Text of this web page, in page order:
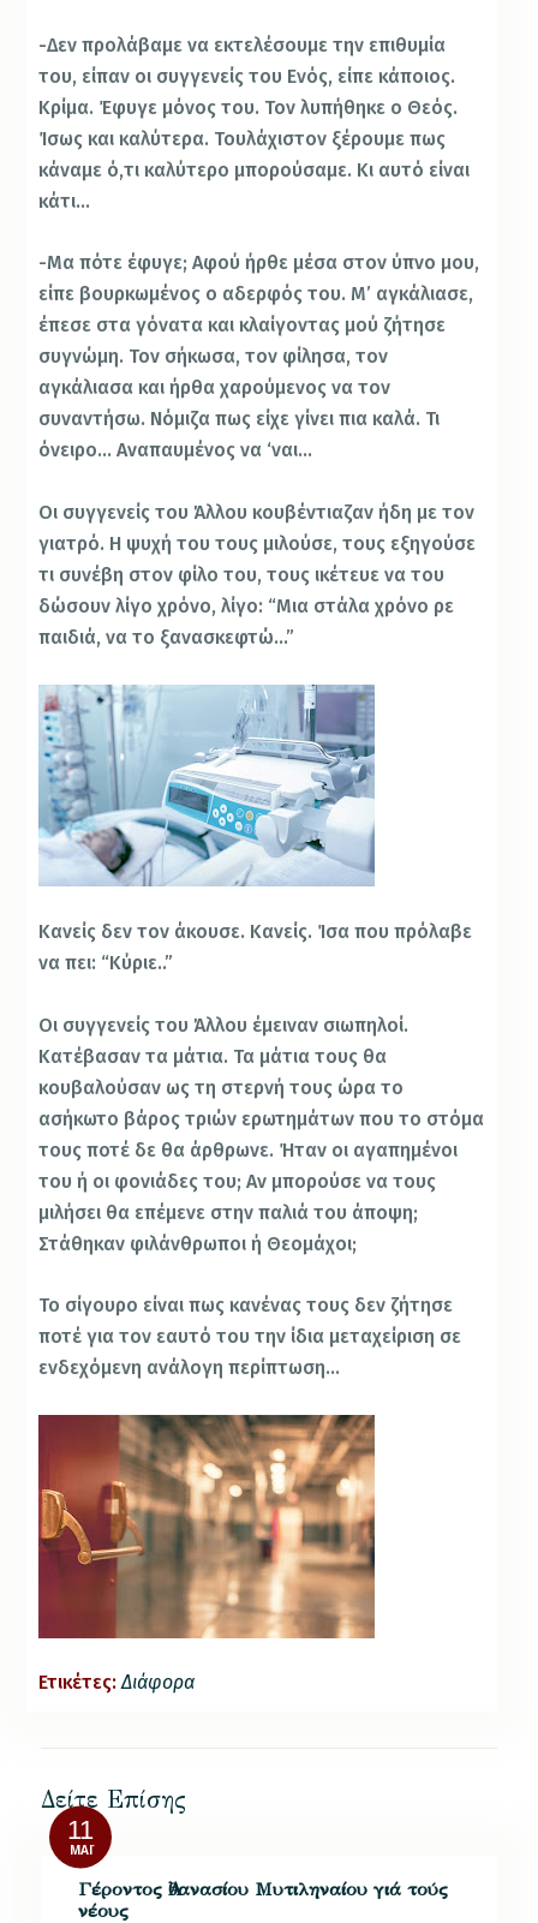
-Δεν προλάβαμε να εκτελέσουμε την επιθυμία
του, είπαν οι συγγενείς του Ενός, είπε κάποιος.
Κρίμα. Έφυγε μόνος του. Τον λυπήθηκε ο Θεός.
Ίσως και καλύτερα. Τουλάχιστον ξέρουμε πως
κάναμε ό,τι καλύτερο μπορούσαμε. Κι αυτό είναι
κάτι…
-Μα πότε έφυγε; Αφού ήρθε μέσα στον ύπνο μου,
είπε βουρκωμένος ο αδερφός του. Μ’ αγκάλιασε,
έπεσε στα γόνατα και κλαίγοντας μού ζήτησε
συγνώμη. Τον σήκωσα, τον φίλησα, τον
αγκάλιασα και ήρθα χαρούμενος να τον
συναντήσω. Νόμιζα πως είχε γίνει πια καλά. Τι
όνειρο… Αναπαυμένος να ‘ναι…
Οι συγγενείς του Άλλου κουβέντιαζαν ήδη με τον
γιατρό. Η ψυχή του τους μιλούσε, τους εξηγούσε
τι συνέβη στον φίλο του, τους ικέτευε να του
δώσουν λίγο χρόνο, λίγο: “Μια στάλα χρόνο ρε
παιδιά, να το ξανασκεφτώ…”
Κανείς δεν τον άκουσε. Κανείς. Ίσα που πρόλαβε
να πει: “Κύριε..”
Οι συγγενείς του Άλλου έμειναν σιωπηλοί.
Κατέβασαν τα μάτια. Τα μάτια τους θα
κουβαλούσαν ως τη στερνή τους ώρα το
ασήκωτο βάρος τριών ερωτημάτων που το στόμα
τους ποτέ δε θα άρθρωνε. Ήταν οι αγαπημένοι
του ή οι φονιάδες του; Αν μπορούσε να τους
μιλήσει θα επέμενε στην παλιά του άποψη;
Στάθηκαν φιλάνθρωποι ή Θεομάχοι;
Το σίγουρο είναι πως κανένας τους δεν ζήτησε
ποτέ για τον εαυτό του την ίδια μεταχείριση σε
ενδεχόμενη ανάλογη περίπτωση…
Ετικέτες: Διάφορα
Δείτε Επίσης
11
ΜΆΙ
Γέροντος Ἀθανασίου Μυτιληναίου γιά τούς
νέους